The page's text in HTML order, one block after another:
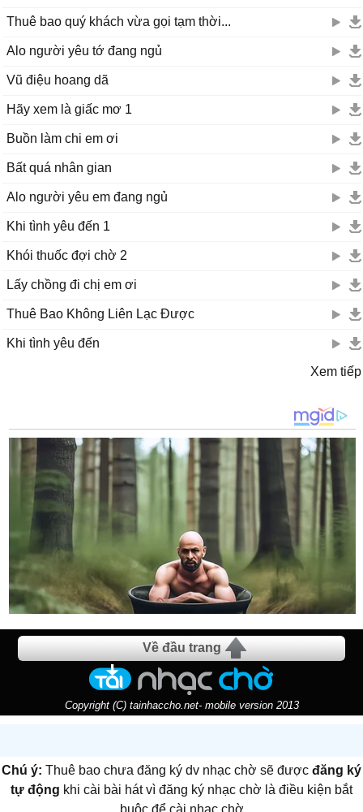
Thuê bao quý khách vừa gọi tạm thời...
Alo người yêu tớ đang ngủ
Vũ điệu hoang dã
Hãy xem là giấc mơ 1
Buồn làm chi em ơi
Bất quá nhân gian
Alo người yêu em đang ngủ
Khi tình yêu đến 1
Khói thuốc đợi chờ 2
Lấy chồng đi chị em ơi
Thuê Bao Không Liên Lạc Được
Khi tình yêu đến
Xem tiếp
Về đầu trang
Copyright (C) tainhaccho.net- mobile version 2013
Chú ý: Thuê bao chưa đăng ký dv nhạc chờ sẽ được đăng ký
tự động khi cài bài hát vì đăng ký nhạc chờ là điều kiện bắt
buộc để cài nhạc chờ